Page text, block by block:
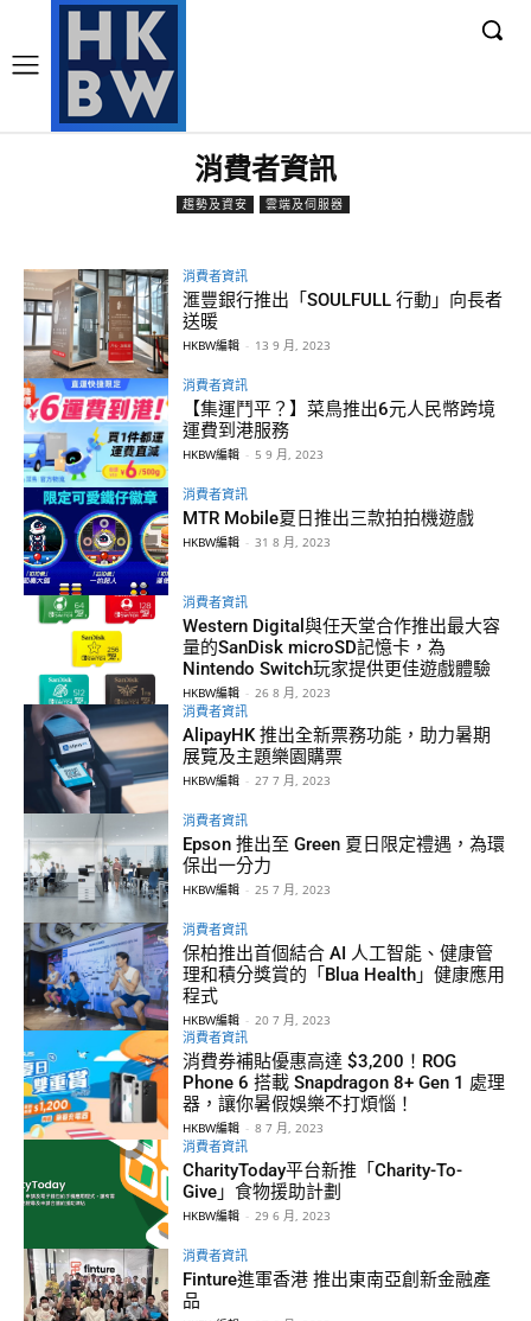
消費者資訊
趨勢及資安 雲端及伺服器
消費者資訊
滙豐銀行推出「SOULFULL 行動」向長者
送暖
HKBW編輯 - 13 9 月, 2023
消費者資訊
【集運鬥平？】菜鳥推出6元人民幣跨境
運費到港服務
HKBW編輯 - 5 9 月, 2023
消費者資訊
MTR Mobile夏日推出三款拍拍機遊戲
HKBW編輯 - 31 8 月, 2023
消費者資訊
Western Digital與任天堂合作推出最大容
量的SanDisk microSD記憶卡，為
Nintendo Switch玩家提供更佳遊戲體驗
HKBW編輯 - 26 8 月, 2023
消費者資訊
AlipayHK 推出全新票務功能，助力暑期
展覽及主題樂園購票
HKBW編輯 - 27 7 月, 2023
消費者資訊
Epson 推出至 Green 夏日限定禮遇，為環
保出一分力
HKBW編輯 - 25 7 月, 2023
消費者資訊
保柏推出首個結合 AI 人工智能、健康管
理和積分獎賞的「Blua Health」健康應用
程式
HKBW編輯 - 20 7 月, 2023
消費者資訊
消費券補貼優惠高達 $3,200！ROG
Phone 6 搭載 Snapdragon 8+ Gen 1 處理
器，讓你暑假娛樂不打煩惱！
HKBW編輯 - 8 7 月, 2023
消費者資訊
CharityToday平台新推「Charity-To-
Give」食物援助計劃
HKBW編輯 - 29 6 月, 2023
消費者資訊
Finture進軍香港 推出東南亞創新金融產
品